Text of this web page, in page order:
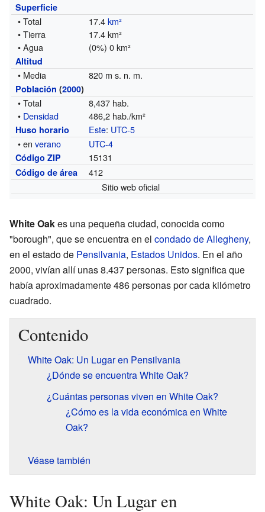
Superficie
• Total 17.4km²
• Tierra
17.4 km²
• Agua
(0%) 0 km²
Altitud
• Media 820 m s. n. m.
Población (2000)
• Total
8,437 hab.
• Densidad 486,2 hab./km²
Huso horario Este: UTC-5
• enverano UTC-4
Código ZIP 15131
Código de área
412
Sitio web oficial
White Oakes una pequeña ciudad, conocida como
"borough", que se encuentra en el condado de Allegheny,
en el estado de Pensilvania, Estados Unidos. En el año
2000, vivían allí unas 8.437 personas. Esto significa que
había aproximadamente 486 personas por cada kilómetro
cuadrado.
Contenido
White Oak: Un Lugar en Pensilvania
¿Dónde se encuentra White Oak?
¿Cuántas personas viven en White Oak?
¿Cómo es la vida económica en White
Oak?
Véase también
White Oak: Un Lugar en